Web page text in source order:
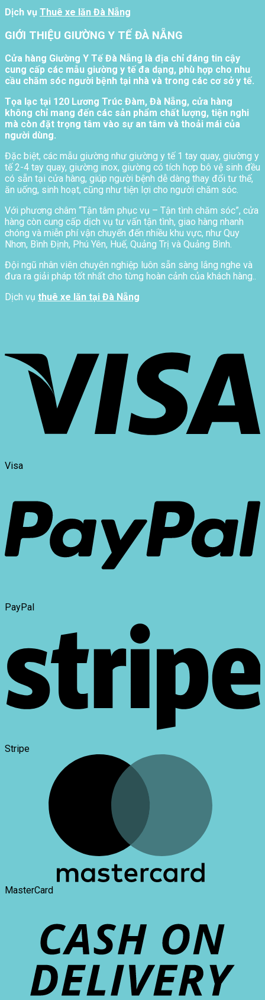
Dịch vụ Thuê xe lăn Đà Nẵng
GIỚI THIỆU GIƯỜNG Y TẾ ĐÀ NẴNG
Cửa hàng Giường Y Tế Đà Nẵng là địa chỉ đáng tin cậy
cung cấp các mẫu giường y tế đa dạng, phù hợp cho nhu
cầu chăm sóc người bệnh tại nhà và trong các cơ sở y tế.
Tọa lạc tại 120 Lương Trúc Đàm, Đà Nẵng, cửa hàng
không chỉ mang đến các sản phẩm chất lượng, tiện nghi
mà còn đặt trọng tâm vào sự an tâm và thoải mái của
người dùng.
Đặc biệt, các mẫu giường như giường y tế 1 tay quay, giường y
tế 2-4 tay quay, giường inox, giường có tích hợp bô vệ sinh đều
có sẵn tại cửa hàng, giúp người bệnh dễ dàng thay đổi tư thế,
ăn uống, sinh hoạt, cũng như tiện lợi cho người chăm sóc.
Với phương châm “Tận tâm phục vụ – Tận tình chăm sóc”, cửa
hàng còn cung cấp dịch vụ tư vấn tận tình, giao hàng nhanh
chóng và miễn phí vận chuyển đến nhiều khu vực, như Quy
Nhơn, Bình Định, Phú Yên, Huế, Quảng Trị và Quảng Bình.
Đội ngũ nhân viên chuyên nghiệp luôn sẵn sàng lắng nghe và
đưa ra giải pháp tốt nhất cho từng hoàn cảnh của khách hàng..
Dịch vụ thuê xe lăn tại Đà Nẵng
Visa
PayPal
Stripe
MasterCard